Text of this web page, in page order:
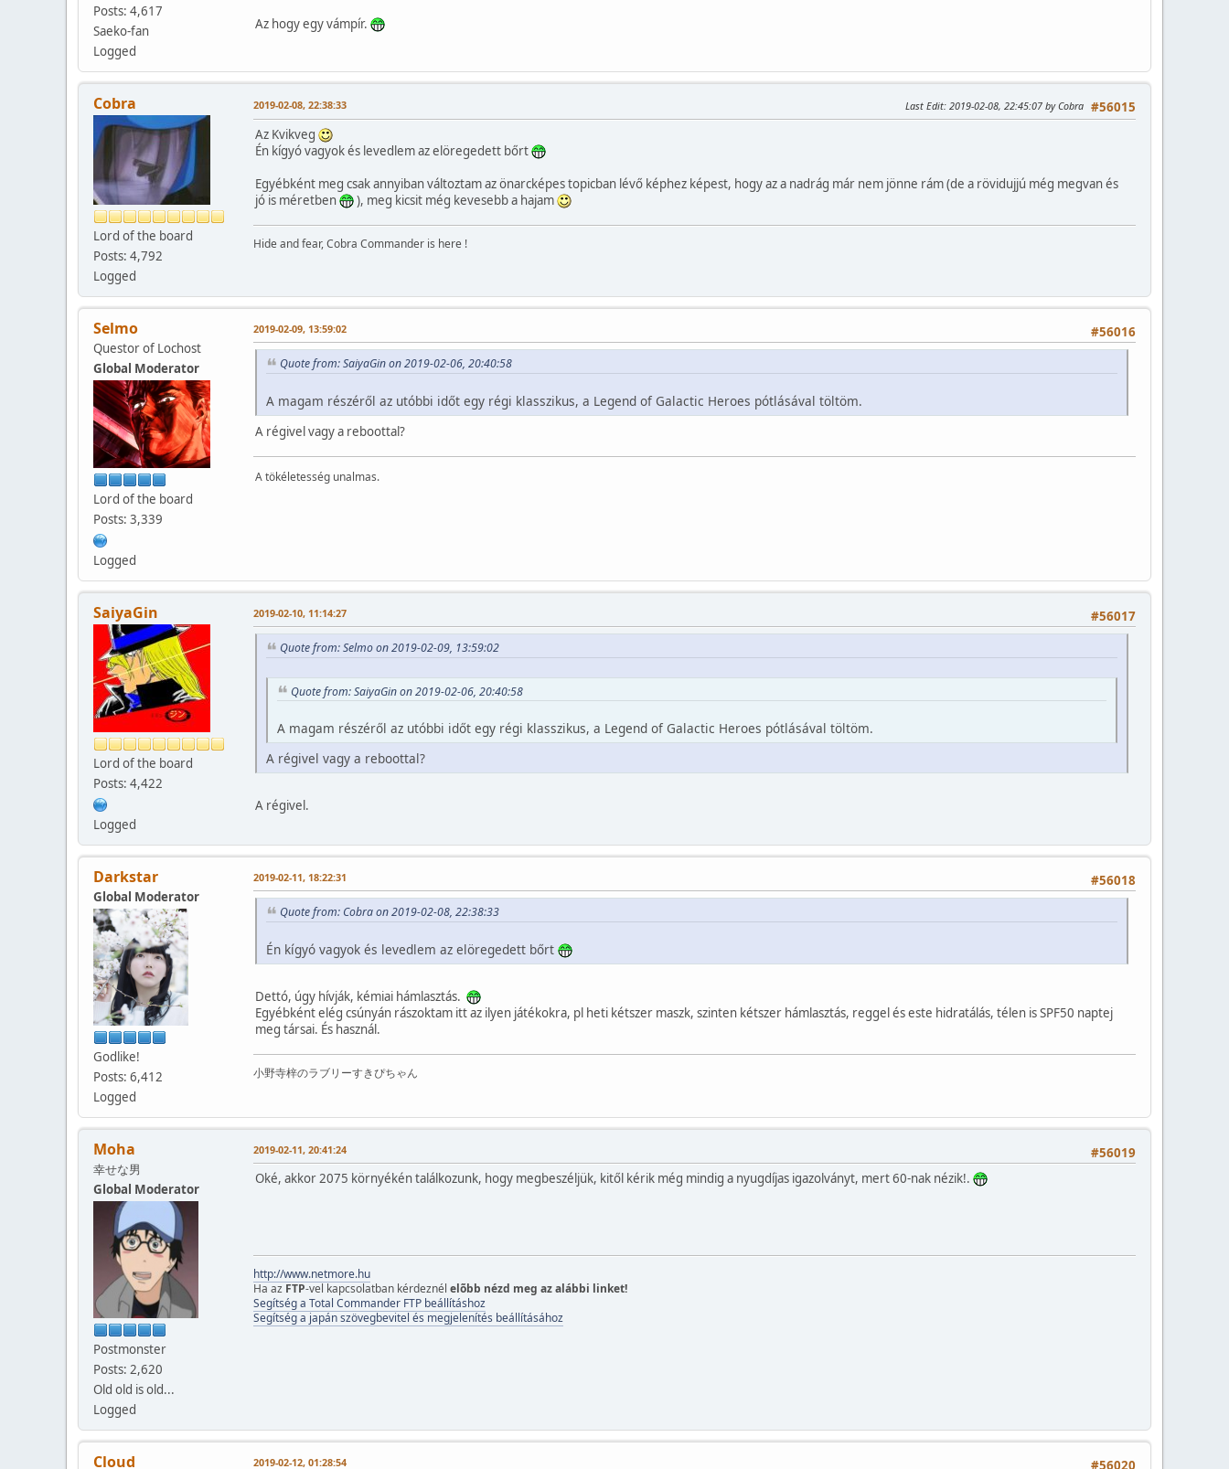
Posts: 4,617
Saeko-fan
Logged
Az hogy egy vámpír.
Cobra
Lord of the board
Posts: 4,792
Logged
#56015
2019-02-08, 22:38:33 Last Edit: 2019-02-08, 22:45:07 by Cobra
Az Kvikveg
Én kígyó vagyok és levedlem az elöregedett bőrt
Egyébként meg csak annyiban változtam az önarcképes topicban lévő képhez képest, hogy az a nadrág már nem jönne rám (de a rövidujjú még megvan és
jó is méretben
), meg kicsit még kevesebb a hajam
Hide and fear, Cobra Commander is here !
Selmo
Questor of Lochost
Global Moderator
Lord of the board
Posts: 3,339
Logged
#56016
2019-02-09, 13:59:02
Quote from: SaiyaGin on 2019-02-06, 20:40:58
A magam részéről az utóbbi időt egy régi klasszikus, a Legend of Galactic Heroes pótlásával töltöm.
A régivel vagy a reboottal?
A tökéletesség unalmas.
SaiyaGin
Lord of the board
Posts: 4,422
Logged
#56017
2019-02-10, 11:14:27
Quote from: Selmo on 2019-02-09, 13:59:02
Quote from: SaiyaGin on 2019-02-06, 20:40:58
A magam részéről az utóbbi időt egy régi klasszikus, a Legend of Galactic Heroes pótlásával töltöm.
A régivel vagy a reboottal?
A régivel.
Darkstar
Global Moderator
Godlike!
Posts: 6,412
Logged
#56018
2019-02-11, 18:22:31
Quote from: Cobra on 2019-02-08, 22:38:33
Én kígyó vagyok és levedlem az elöregedett bőrt
Dettó, úgy hívják, kémiai hámlasztás.
Egyébként elég csúnyán rászoktam itt az ilyen játékokra, pl heti kétszer maszk, szinten kétszer hámlasztás, reggel és este hidratálás, télen is SPF50 naptej
meg társai. És használ.
小野寺梓のラブリーすきぴちゃん
Moha
幸せな男
Global Moderator
Postmonster
Posts: 2,620
Old old is old...
Logged
#56019
2019-02-11, 20:41:24
Oké, akkor 2075 környékén találkozunk, hogy megbeszéljük, kitől kérik még mindig a nyugdíjas igazolványt, mert 60-nak nézik!.
http://www.netmore.hu
Ha az FTP-vel kapcsolatban kérdeznél elõbb nézd meg az alábbi linket!
Segítség a Total Commander FTP beállításhoz
Segítség a japán szövegbevitel és megjelenítés beállításához
Cloud #56020
2019-02-12, 01:28:54